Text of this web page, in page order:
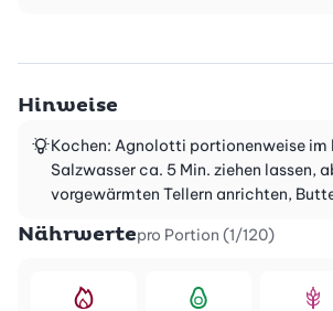
Hinweise
Kochen: Agnolotti portionenweise im
Salzwasser ca. 5 Min. ziehen lassen,
vorgewärmten Tellern anrichten,
Nährwertepro Portion (1/120)